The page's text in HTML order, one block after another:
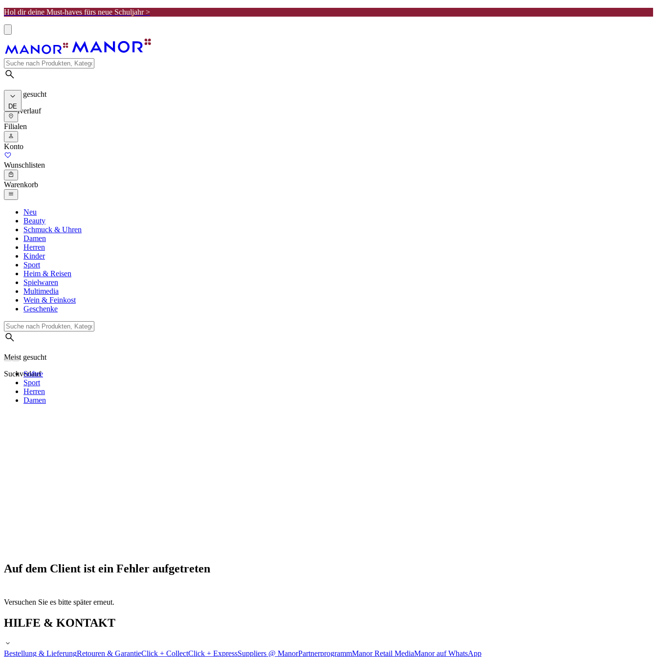
Hol dir deine Must-haves fürs neue Schuljahr >
Meist gesucht
Suchverlauf
DE
Filialen
Konto
Wunschlisten
Warenkorb
Neu
Beauty
Schmuck & Uhren
Damen
Herren
Kinder
Sport
Heim & Reisen
Spielwaren
Multimedia
Wein & Feinkost
Geschenke
Meist gesucht
Suchverlauf
Softee
Sport
Herren
Damen
Auf dem Client ist ein Fehler aufgetreten
Versuchen Sie es bitte später erneut.
HILFE & KONTAKT
Bestellung & LieferungRetouren & GarantieClick + CollectClick + ExpressSuppliers @ ManorPartnerprogrammManor Retail MediaManor auf WhatsApp